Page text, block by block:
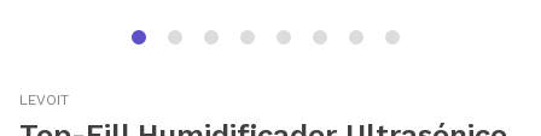
LEVOIT